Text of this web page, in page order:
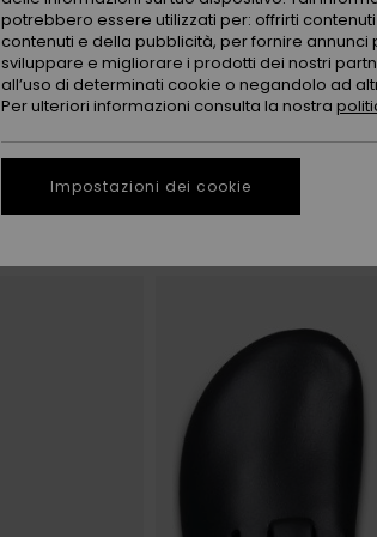
potrebbero essere utilizzati per: offrirti
contenuti e della pubblicità, per fornire
sviluppare e migliorare i prodotti dei nostri
all’uso di determinati cookie o negandolo ad
Per ulteriori informazioni consulta la nostra
Impostazioni dei cookie